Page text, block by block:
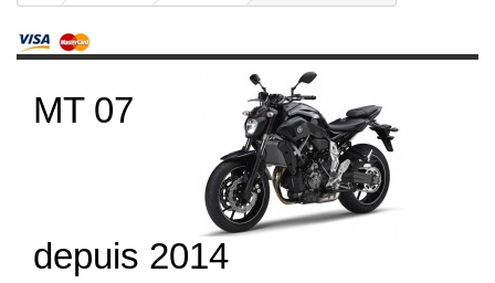
MT 07
depuis 2014